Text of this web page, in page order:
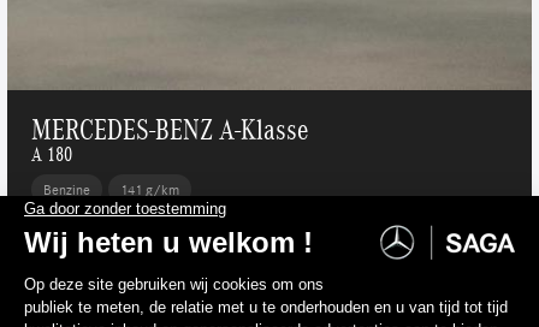
MERCEDES-BENZ A-Klasse
A 180
Benzine 141 g/km
39 000 €
32 231 €